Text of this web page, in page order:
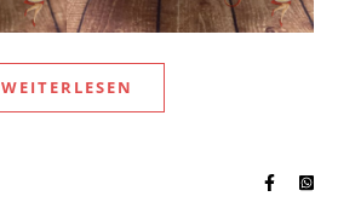
WEITERLESEN